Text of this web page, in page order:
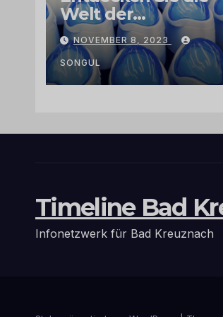
Welt der
Exklusivität:
Arganöl,
Kaktusfeigenkernöl
und
vertrauenswürdige
NOVEMBER 8, 2023
SONGUL
Timeline Bad
Infonetzwerk für Bad Kreuznach